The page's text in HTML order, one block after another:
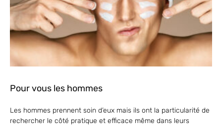
Pour vous les hommes
Les hommes prennent soin d’eux mais ils ont la particularité de
rechercher le côté pratique et efficace même dans leurs